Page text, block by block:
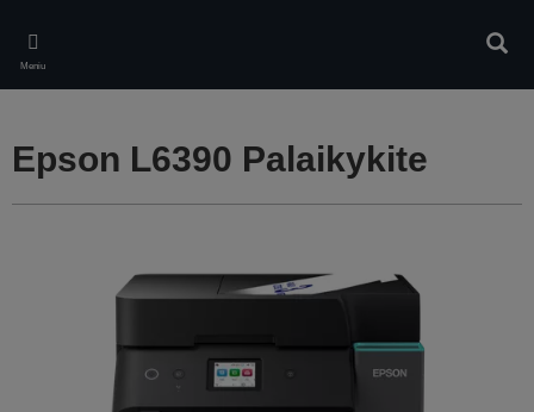
main
content
Meniu
Epson L6390 Palaikykite